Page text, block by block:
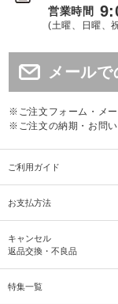
営業時間
(土曜、日曜、
メール
※ご注文フォーム・メー
※ご注文の納期・お問
ご利用ガイド
お支払方法
キャンセル
返品交換・不良品
特集一覧